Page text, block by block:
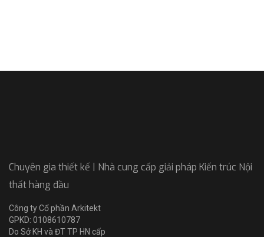
Chuyên gia thiết kế | Nhà cung cấp giải pháp Kiến trúc Nội
thất hàng đầu
Công ty Cổ phần Arkitekt
GPKD: 0108610787
Do Sở KH và ĐT TP HN cấp